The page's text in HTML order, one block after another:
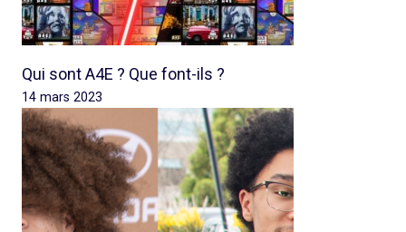
Qui sont A4E ? Que font-ils ?
14 mars 2023